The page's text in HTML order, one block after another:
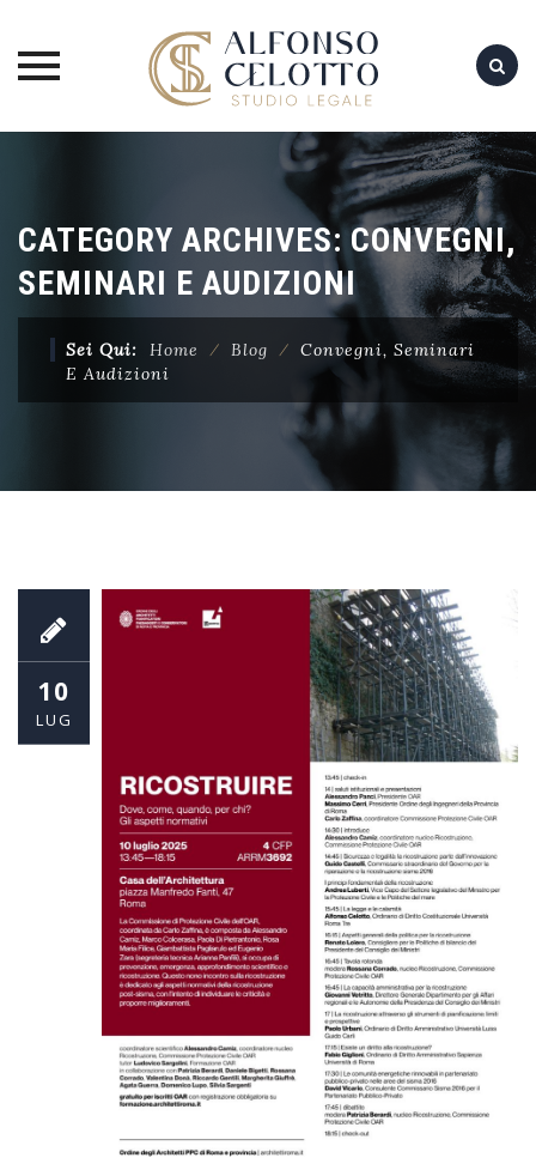
CATEGORY ARCHIVES:CONVEGNI,
SEMINARI E AUDIZIONI
Sei Qui: Home ⁄ Blog ⁄ Convegni, Seminari
E Audizioni
10
LUG